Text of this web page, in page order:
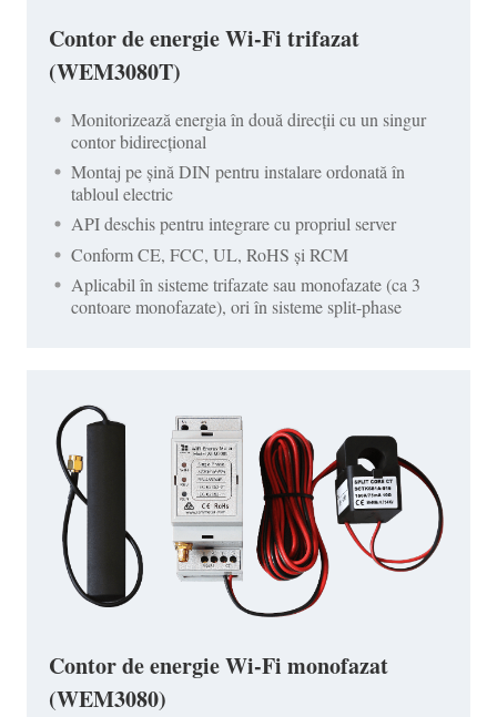
Contor de energie Wi-Fi trifazat
(WEM3080T)
Monitorizează energia în două direcții cu un singur
contor bidirecțional
Montaj pe șină DIN pentru instalare ordonată în
tabloul electric
API deschis pentru integrare cu propriul server
Conform CE, FCC, UL, RoHS și RCM
Aplicabil în sisteme trifazate sau monofazate (ca 3
contoare monofazate), ori în sisteme split-phase
Contor de energie Wi-Fi monofazat
(WEM3080)